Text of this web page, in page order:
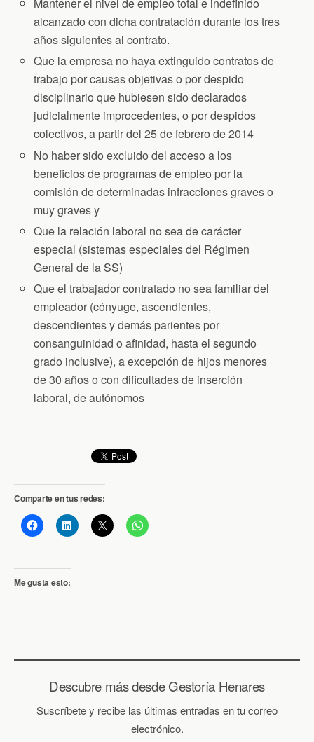
Mantener el nivel de empleo total e indefinido
alcanzado con dicha contratación durante los tres
años siguientes al contrato.
Que la empresa no haya extinguido contratos de
trabajo por causas objetivas o por despido
disciplinario que hubiesen sido declarados
judicialmente improcedentes, o por despidos
colectivos, a partir del 25 de febrero de 2014
No haber sido excluido del acceso a los
beneficios de programas de empleo por la
comisión de determinadas infracciones graves o
muy graves y
Que la relación laboral no sea de carácter
especial (sistemas especiales del Régimen
General de la SS)
Que el trabajador contratado no sea familiar del
empleador (cónyuge, ascendientes,
descendientes y demás parientes por
consanguinidad o afinidad, hasta el segundo
grado inclusive), a excepción de hijos menores
de 30 años o con dificultades de inserción
laboral, de autónomos
Comparte en tus redes:
Me gusta esto:
Descubre más desde Gestoría Henares
Suscríbete y recibe las últimas entradas en tu correo
electrónico.